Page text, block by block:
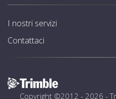
I nostri servizi
Contattaci
Copyright ©2012 - 2026 -